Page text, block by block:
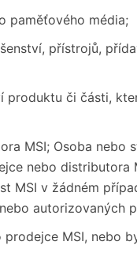
paměťového média;
přístrojů,
produktu či části,
MSI; Osoba nebo
nebo distributora
MSI v žádném
autorizovaných
MSI, nebo